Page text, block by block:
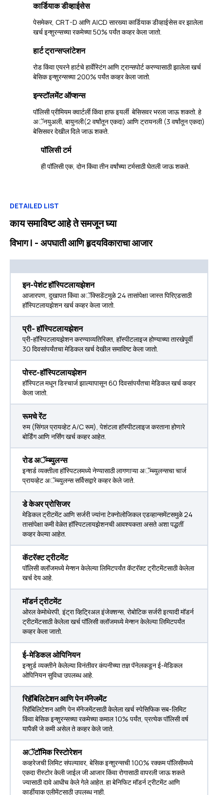
कार्डियाक डीव्हाईसेस
पेसमेकर, CRT-D आणि AICD सारख्या कार्डियाक डीव्हाईसेस वर झालेला
खर्च इन्शुरन्सच्या रकमेच्या 50% पर्यंत कव्हर केला जातो.
हार्ट ट्रान्सप्लांटेशन
रोड किंवा एयरने हार्टचे हार्वेस्टिंग आणि ट्रान्सपोर्ट करण्यासाठी झालेला खर्च
बेसिक इन्शुरन्सच्या 200% पर्यंत कव्हर केला जातो.
इन्स्टॉलमेंट ऑप्शन्स
पॉलिसी प्रीमियम क्वार्टर्ली किंवा हाफ इयर्ली बेसिसवर भरला जाऊ शकतो. हे
अॅनयुअली, बायुनली(2 वर्षांतून एकदा) आणि ट्रायनली (3 वर्षांतून एकदा)
बेसिसवर देखील दिले जाऊ शकते.
पॉलिसी टर्म
ही पॉलिसी एक, दोन किंवा तीन वर्षांच्या टर्मसाठी घेतली जाऊ शकते.
DETAILED LIST
काय समाविष्ट आहे ते समजून घ्या
विभाग I - अपघाती आणि हृदयविकाराचा आजार
इन-पेशंट हॉस्पिटलायझेशन
आजारपण, दुखापत किंवा अॅक्सिडेंटमुळे 24 तासांपेक्षा जास्त पिरिएडसाठी
हॉस्पिटलायझेशन खर्च कव्हर केला जातो.
प्री- हॉस्पिटलायझेशन
प्री-हॉस्पिटलायझेशन करण्याव्यतिरिक्त, हॉस्पीटलाइज होण्याच्या तारखेपूर्वी
30 दिवसांपर्यंतचा मेडिकल खर्च देखील समाविष्ट केला जातो.
पोस्ट-हॉस्पिटलायझेशन
हॉस्पिटल मधून डिस्चार्ज झाल्यापासून 60 दिवसांपर्यंतचा मेडिकल खर्च कव्हर
केला जातो.
रूमचे रेंट
रुम (सिंगल प्रायव्हेट A/C रूम), पेशंटला हॉस्पीटलाइज करताना होणारे
बोर्डिंग आणि नर्सिंग खर्च कव्हर आहेत.
रोड अॅम्ब्युलन्स
इन्शर्ड व्यक्तीला हॉस्पिटलमध्ये नेण्यासाठी लागणाऱ्या अॅम्ब्युलन्सचा चार्ज
प्रायव्हेट अॅम्ब्युलन्स सर्विसद्वारे कव्हर केले जाते.
डे केअर प्रोसिजर
मेडिकल ट्रीटमेंट आणि सर्जरी ज्यांना टेक्नोलोजिकल एडव्हान्समेंटसमुळे 24
तासांपेक्षा कमी वेळेत हॉस्पिटलायझेशनची आवश्यकता असते अशा पद्धतीं
कव्हर केल्या आहेत.
कॅटरॅक्ट ट्रीटमेंट
पॉलिसी क्लॉजमध्ये मेन्शन केलेल्या लिमिटपर्यंत कॅटरॅक्ट ट्रीटमेंटसाठी केलेला
खर्च देय आहे.
मॉडर्न ट्रीटमेंट
ओरल केमोथेरपी, इंट्रा व्हिट्रिअल इंजेक्शन्स, रोबोटिक सर्जरी इत्यादी मॉडर्न
ट्रीटमेंटसाठी केलेला खर्च पॉलिसी क्लॉजमध्ये मेन्शन केलेल्या लिमिटपर्यंत
कव्हर केला जातो.
ई-मेडिकल ओपिनियन
इन्शुर्ड व्यक्तीने केलेल्या विनंतीवर कंपनीच्या तज्ञ पॅनेलकडून ई-मेडिकल
ओपिनियन सुविधा उपलब्ध आहे.
रिहॅबिलिटेशन आणि पेन मॅनेजमेंट
रिहॅबिलिटेशन आणि पेन मॅनेजमेंटसाठी केलेला खर्च स्पेसिफिक सब-लिमिट
किंवा बेसिक इन्शुरन्सच्या रकमेच्या कमाल 10% पर्यंत, प्रत्येक पॉलिसी वर्ष
यापैकी जे कमी असेल ते कव्हर केले जाते.
अॅटॉमिक रिस्टोरेशन
कव्हरेजची लिमिट संपल्यावर, बेसिक इन्शुरन्सची 100% रक्कम पॉलिसीमध्ये
एकदा रीस्टोर केली जाईल जी आजार किंवा रोगासाठी वापरली जाऊ शकते
ज्यासाठी दावे आधीच केले गेले आहेत. हा बेनिफिट मॉडर्न ट्रीटमेंट आणि
कार्डीयाक एलीमेंटसाठी उपलब्ध नाही.